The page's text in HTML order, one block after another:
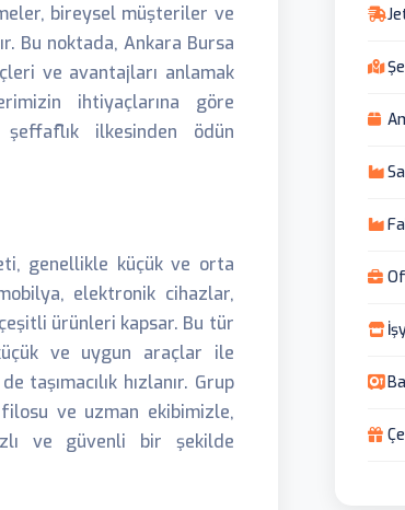
bireysel müşteriler ve
Bu noktada, Ankara Bursa
ve avantajları anlamak
ihtiyaçlarına göre
ilkesinden ödün
genellikle küçük ve orta
elektronik cihazlar,
ürünleri kapsar. Bu tür
ve uygun araçlar ile
hızlanır. Grup
ve uzman ekibimizle,
ve güvenli bir şekilde